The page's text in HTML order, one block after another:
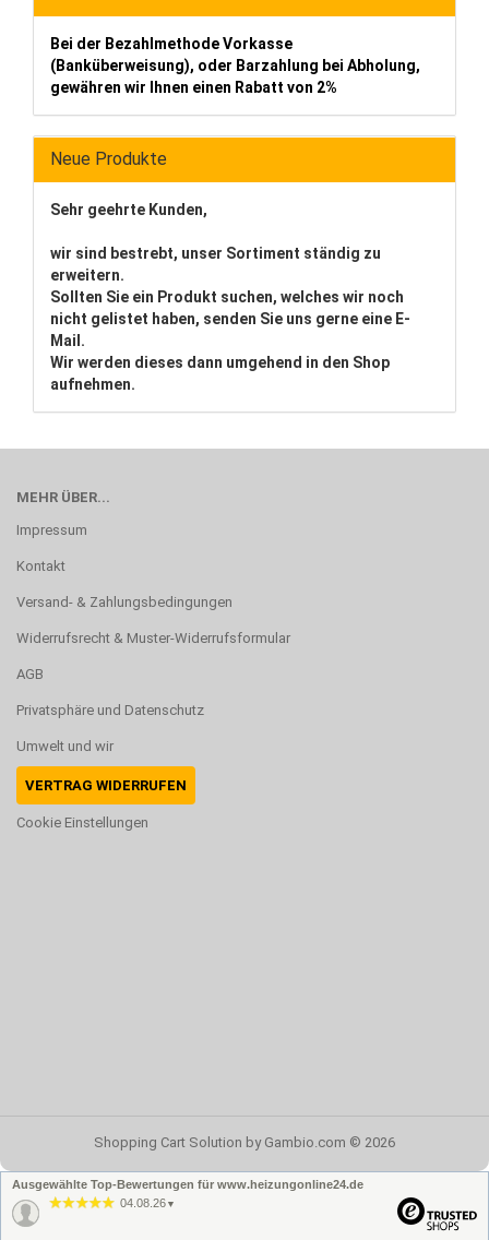
Bei der Bezahlmethode Vorkasse
(Banküberweisung), oder Barzahlung bei Abholung,
gewähren wir Ihnen einen Rabatt von 2%
Neue Produkte
Sehr geehrte Kunden,
wir sind bestrebt, unser Sortiment ständig zu
erweitern.
Sollten Sie ein Produkt suchen, welches wir noch
nicht gelistet haben, senden Sie uns gerne eine E-
Mail.
Wir werden dieses dann umgehend in den Shop
aufnehmen.
MEHR ÜBER...
Impressum
Kontakt
Versand- & Zahlungsbedingungen
Widerrufsrecht & Muster-Widerrufsformular
AGB
Privatsphäre und Datenschutz
Umwelt und wir
VERTRAG WIDERRUFEN
Cookie Einstellungen
Shopping Cart Solution by Gambio.com © 2026
Ausgewählte Top-Bewertungen für www.heizungonline24.de
04.08.26 ▼